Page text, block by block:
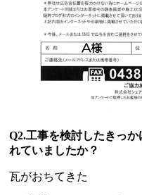
Q2.工事を検討したきっ
れていましたか？
瓦がおちてきた